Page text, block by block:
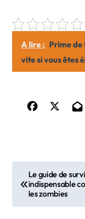
A lire : Prime de
vite si vous êtes
a
v
Le guide de
indispensable
les zombies